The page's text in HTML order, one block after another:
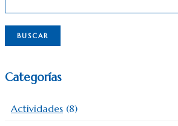
Categorías
Actividades (8)